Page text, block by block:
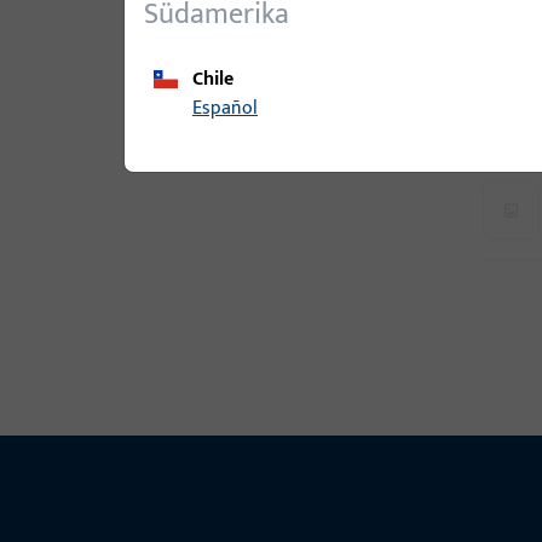
Südamerika
Chile
Español